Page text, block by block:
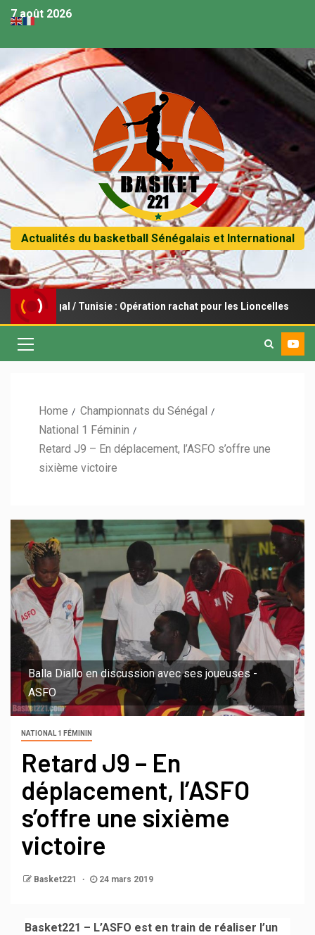
7 août 2026
Actualités du basketball Sénégalais et International
/ Tunisie : Opération rachat pour les Lioncelles
Home
Championnats du Sénégal
National 1 Féminin
Retard J9 – En déplacement, l’ASFO s’offre une
sixième victoire
Balla Diallo en discussion avec ses joueuses -
ASFO
NATIONAL 1 FÉMININ
Retard J9 – En
déplacement, l’ASFO
s’offre une sixième
victoire
Basket221 24 mars 2019
Basket221 – L’ASFO est en train de réaliser l’un